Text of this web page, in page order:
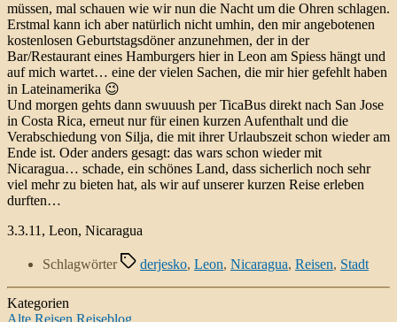
müssen, mal schauen wie wir nun die Nacht um die Ohren schlagen.
Erstmal kann ich aber natürlich nicht umhin, den mir angebotenen
kostenlosen Geburtstagsdöner anzunehmen, der in der
Bar/Restaurant eines Hamburgers hier in Leon am Spiess hängt und
auf mich wartet… eine der vielen Sachen, die mir hier gefehlt haben
in Lateinamerika 😉
Und morgen gehts dann swuuush per TicaBus direkt nach San Jose
in Costa Rica, erneut nur für einen kurzen Aufenthalt und die
Verabschiedung von Silja, die mit ihrer Urlaubszeit schon wieder am
Ende ist. Oder anders gesagt: das wars schon wieder mit
Nicaragua… schade, ein schönes Land, dass sicherlich noch sehr
viel mehr zu bieten hat, als wir auf unserer kurzen Reise erleben
durften…
3.3.11, Leon, Nicaragua
Schlagwörter derjesko, Leon, Nicaragua, Reisen, Stadt
Kategorien